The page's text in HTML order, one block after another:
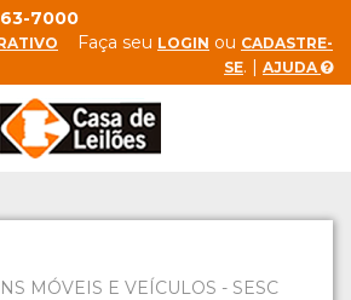
7000
Faça seu LOGIN ou CADASTRE-
SE. | AJUDA
MÓVEIS E VEÍCULOS - SESC